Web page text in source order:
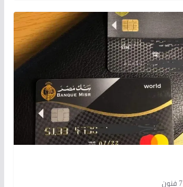
7 فنون